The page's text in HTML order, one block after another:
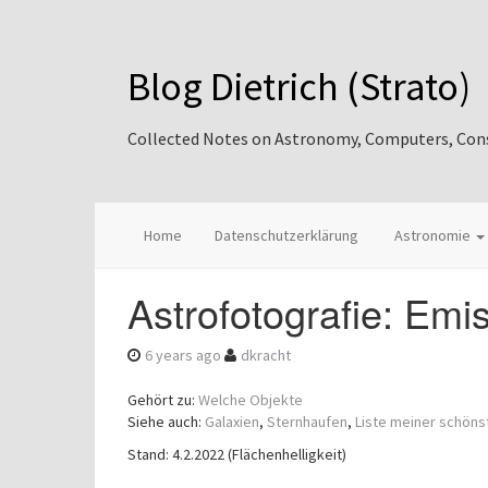
Blog Dietrich (Strato)
Collected Notes on Astronomy, Computers,
Home Datenschutzerklärung Astronomie
Astrofotografie:
6 years ago dkracht
Gehört zu: Welche Objekte
Siehe auch: Galaxien, Sternhaufen, Liste meiner
Stand: 4.2.2022 (Flächenhelligkeit)